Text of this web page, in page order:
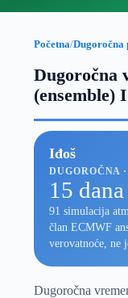
Početna/Dugoročna
Dugoročna
(ensemble)
Iđoš
DUGOROČNA
15 dana
91 simulacija
član ECMWF
verovatnoće, ne
Dugoročna